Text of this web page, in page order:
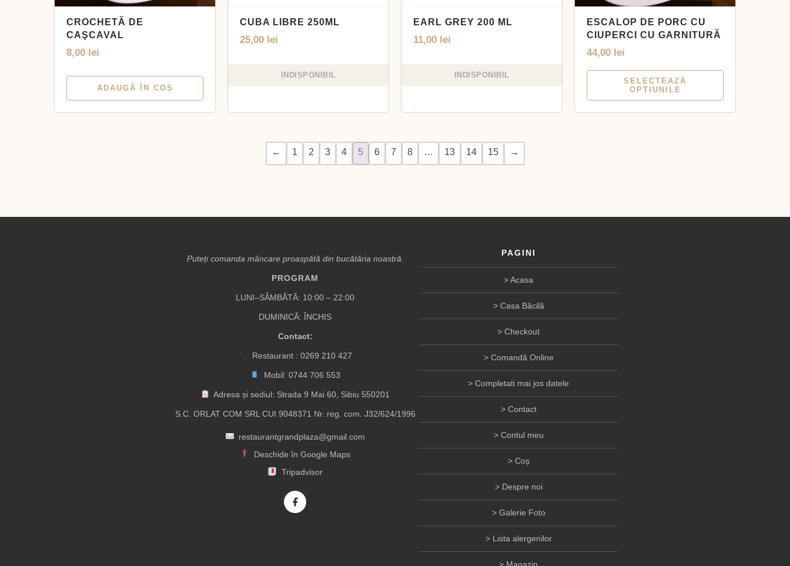
CROCHETĂ DE
CAŞCAVAL
8,00 lei
ADAUGĂ ÎN COȘ
CUBA LIBRE 250ML
25,00 lei
INDISPONIBIL
EARL GREY 200 ML
11,00 lei
INDISPONIBIL
ESCALOP DE PORC CU
CIUPERCI CU GARNITURĂ
44,00 lei
SELECTEAZĂ
OPȚIUNILE
← 1 2 3 4 5 6 7 8 … 13 14 15 →
Puteți comanda mâncare proaspătă din bucătăria noastră.
PROGRAM
LUNI–SÂMBĂTĂ: 10:00 – 22:00
DUMINICĂ: ÎNCHIS
Contact:
Restaurant : 0269 210 427
Mobil: 0744 706 553
Adresa și sediul: Strada 9 Mai 60, Sibiu 550201
S.C. ORLAT COM SRL CUI 9048371 Nr. reg. com. J32/624/1996
restaurantgrandplaza@gmail.com
Deschide în Google Maps
Tripadvisor
PAGINI
Acasa
Casa Băcilă
Checkout
Comandă Online
Completati mai jos datele
Contact
Contul meu
Coș
Despre noi
Galerie Foto
Lista alergenilor